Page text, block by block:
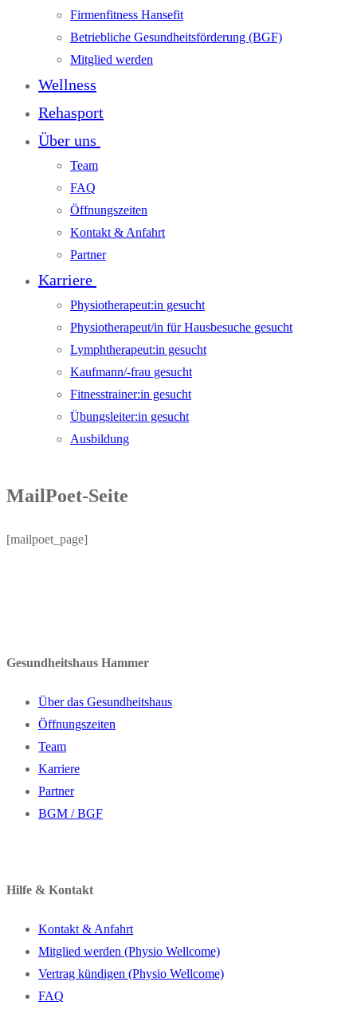
Firmenfitness Hansefit
Betriebliche Gesundheitsförderung (BGF)
Mitglied werden
Wellness
Rehasport
Über uns
Team
FAQ
Öffnungszeiten
Kontakt & Anfahrt
Partner
Karriere
Physiotherapeut:in gesucht
Physiotherapeut/in für Hausbesuche gesucht
Lymphtherapeut:in gesucht
Kaufmann/-frau gesucht
Fitnesstrainer:in gesucht
Übungsleiter:in gesucht
Ausbildung
MailPoet-Seite
[mailpoet_page]
Gesundheitshaus Hammer
Über das Gesundheitshaus
Öffnungszeiten
Team
Karriere
Partner
BGM / BGF
Hilfe & Kontakt
Kontakt & Anfahrt
Mitglied werden (Physio Wellcome)
Vertrag kündigen (Physio Wellcome)
FAQ